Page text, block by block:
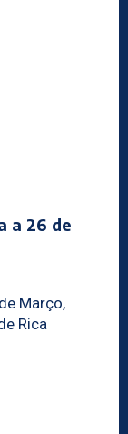
a 26 de
Março,